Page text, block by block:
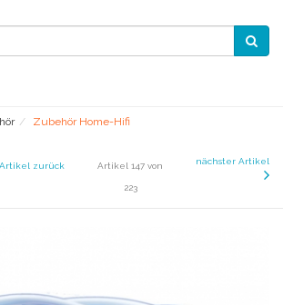
Zubehör Home-Hifi
Artikel zurück Artikel 147 von
223
nächster Artikel